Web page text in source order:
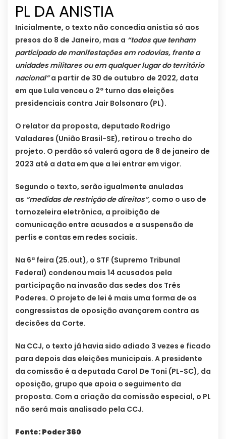
PL DA ANISTIA
Inicialmente, o texto não concedia anistia só aos
presos do 8 de Janeiro, mas a “todos que tenham
participado de manifestações em rodovias, frente a
unidades militares ou em qualquer lugar do território
nacional”a partir de 30 de outubro de 2022, data
em que Lula venceu o 2º turno das eleições
presidenciais contra Jair Bolsonaro (PL).
O relator da proposta, deputado Rodrigo
Valadares (União Brasil-SE), retirou o trecho do
projeto. O perdão só valerá agora de 8 de janeiro de
2023 até a data em que a lei entrar em vigor.
Segundo o texto, serão igualmente anuladas
as “medidas de restrição de direitos”, como o uso de
tornozeleira eletrônica, a proibição de
comunicação entre acusados e a suspensão de
perfis e contas em redes sociais.
Na 6ª feira (25.out), o STF (Supremo Tribunal
Federal) condenou mais 14 acusados pela
participação na invasão das sedes dos Três
Poderes. O projeto de lei é mais uma forma de os
congressistas de oposição avançarem contra as
decisões da Corte.
Na CCJ, o texto já havia sido adiado 3 vezes e ficado
para depois das eleições municipais. A presidente
da comissão é a deputada Carol De Toni (PL-SC), da
oposição, grupo que apoia o seguimento da
proposta. Com a criação da comissão especial, o PL
não será mais analisado pela CCJ.
Fonte: Poder 360